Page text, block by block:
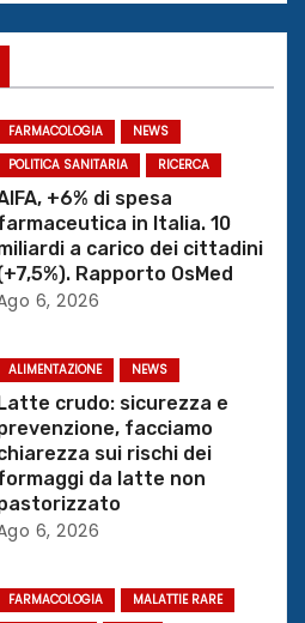
FARMACOLOGIA
NEWS
POLITICA SANITARIA
RICERCA
+6% di spesa
in Italia. 10
a carico dei cittadini
Rapporto OsMed
6, 2026
ALIMENTAZIONE NEWS
Latte crudo: sicurezza e
facciamo
sui rischi dei
da latte non
6, 2026
FARMACOLOGIA
MALATTIE RARE